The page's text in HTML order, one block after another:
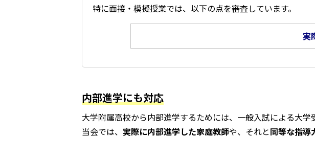
特に面接・模擬授業では、以下の点を審査しています。
実
内部進学にも対応
大学附属高校から内部進学するためには、一般入試による大学
当会では、 実際に内部進学した家庭教師や、それと同等な指導